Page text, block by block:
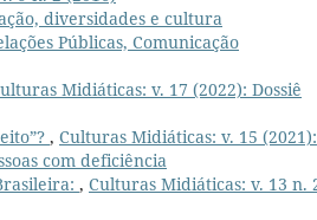
diversidades e cultura
Públicas, Comunicação
Midiáticas: v. 17 (2022): Dossiê
, Culturas Midiáticas: v. 15 (2021):
com deficiência
, Culturas Midiáticas: v. 13 n.